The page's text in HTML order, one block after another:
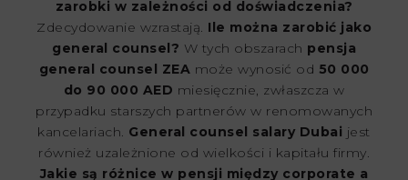
zarobki w zależności od doświadczenia?
Zdecydowanie wzrastają. Ile można zarobić jako
general counsel? W tych obszarach pensja
general counsel ZEA może wynosić od 50 000
do 90 000 AED miesięcznie, zwłaszcza w
przypadku starszych partnerów w renomowanych
kancelariach. General counsel salary Dubai jest
również uzależnione od wielkości i kapitału firmy.
Jakie są różnice w pensji między corporate a